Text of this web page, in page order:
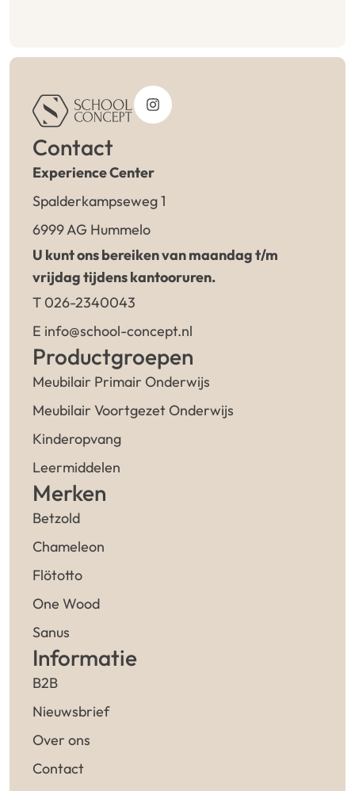
Contact
Experience Center
Spalderkampseweg 1
6999 AG Hummelo
U kunt ons bereiken van maandag t/m
vrijdag tijdens kantooruren.
T 026-2340043
E info@school-concept.nl
Productgroepen
Meubilair Primair Onderwijs
Meubilair Voortgezet Onderwijs
Kinderopvang
Leermiddelen
Merken
Betzold
Chameleon
Flötotto
One Wood
Sanus
Informatie
B2B
Nieuwsbrief
Over ons
Contact